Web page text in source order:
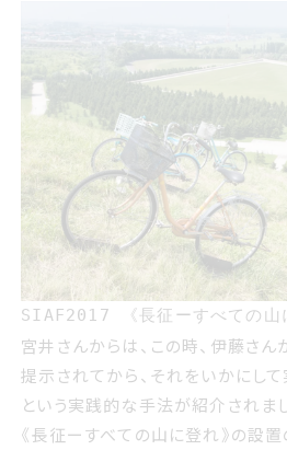
SIAF2017 《長征ーすべての山
宮井さんからは、この時、伊藤さん
提示されてから、それをいかにして
という実践的な手法が紹介されま
《長征ーすべての山に登れ》の設